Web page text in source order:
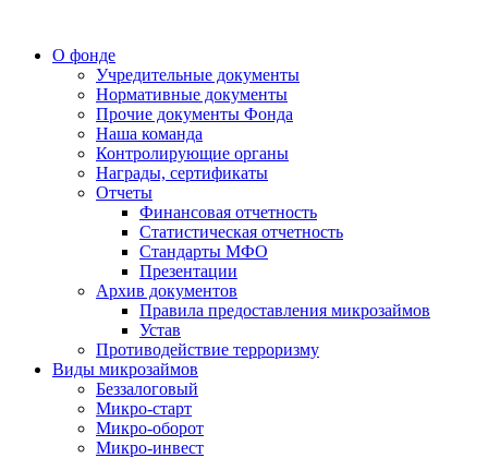
О фонде
Учредительные документы
Нормативные документы
Прочие документы Фонда
Наша команда
Контролирующие органы
Награды, сертификаты
Отчеты
Финансовая отчетность
Статистическая отчетность
Стандарты МФО
Презентации
Архив документов
Правила предоставления микрозаймов
Устав
Противодействие терроризму
Виды микрозаймов
Беззалоговый
Микро-старт
Микро-оборот
Микро-инвест